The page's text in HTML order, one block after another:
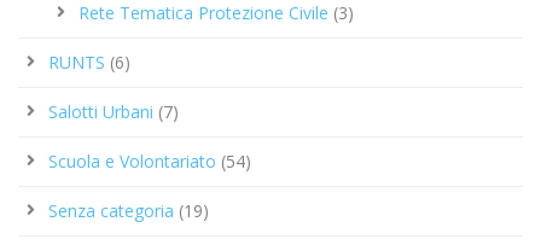
Rete Tematica Protezione Civile (3)
RUNTS (6)
Salotti Urbani (7)
Scuola e Volontariato (54)
Senza categoria (19)